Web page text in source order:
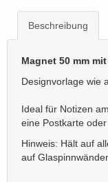
Beschreibung
Magnet 50 mm
Designvorlage wie
Ideal für Notizen
eine Postkarte
Hinweis: Hält auf
auf